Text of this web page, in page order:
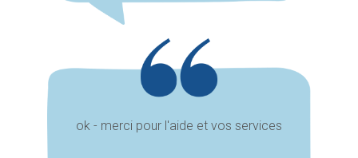
ok - merci pour l'aide et vos services